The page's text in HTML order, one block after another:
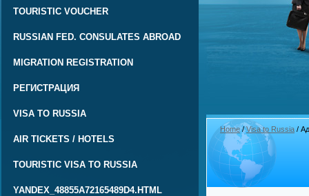
TOURISTIC VOUCHER
RUSSIAN FED. CONSULATES ABROAD
MIGRATION REGISTRATION
РЕГИСТРАЦИЯ
VISA TO RUSSIA
AIR TICKETS / HOTELS
TOURISTIC VISA TO RUSSIA
YANDEX_48855A72165489D4.HTML
Home/Visa to Russia /